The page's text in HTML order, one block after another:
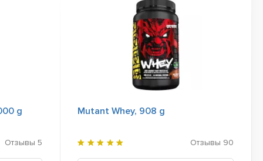
g
Отзывы 5
Mutant Whey, 908 g
Отзывы 90